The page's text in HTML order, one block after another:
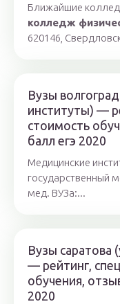
Ближайшие
колледж
620146,
Вузы
институты) —
стоимость
балл егэ 2020
Медицинские
государственный
мед. ВУЗа:...
Вузы саратова
— рейтинг,
обучения,
2020